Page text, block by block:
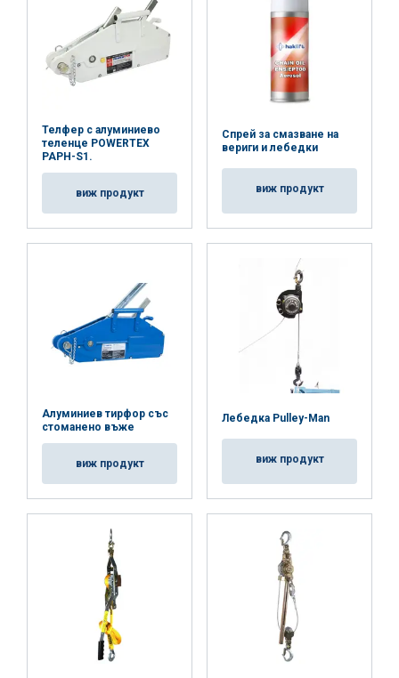
Телфер с алуминиево
теленце POWERTEX
PAPH-S1.
виж продукт
Спрей за смазване на
вериги и лебедки
виж продукт
Алуминиев тирфор със
стоманено въже
виж продукт
Лебедка Pulley-Man
виж продукт